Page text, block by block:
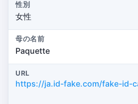
性別
女性
母の名前
Paquette
URL